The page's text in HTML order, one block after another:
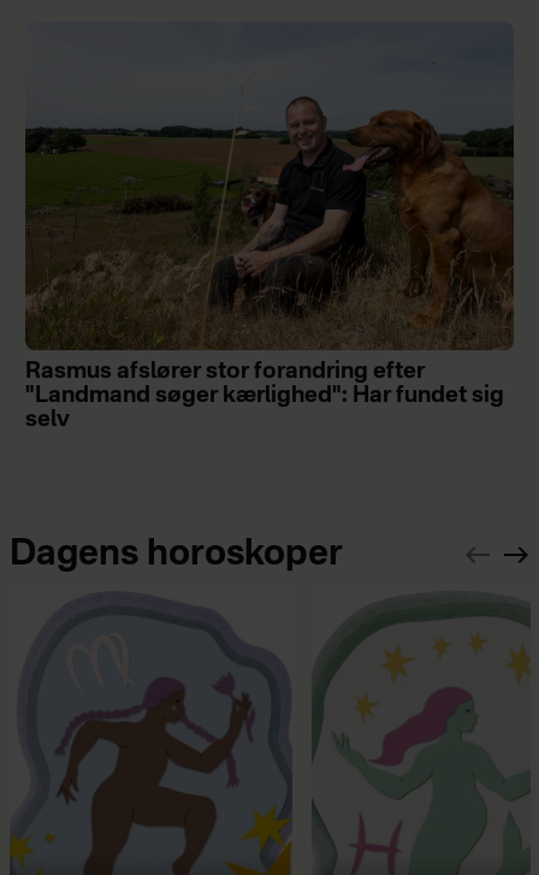
Rasmus afslører stor forandring efter
"Landmand søger kærlighed": Har fundet sig
selv
Dagens horoskoper